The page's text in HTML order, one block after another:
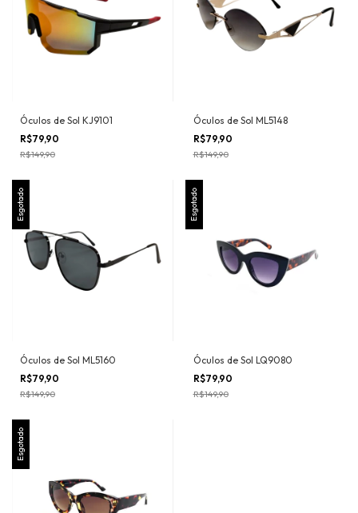
Óculos de Sol KJ9101
R$79,90
R$149,90
Óculos de Sol ML5148
R$79,90
R$149,90
Esgotado
Óculos de Sol ML5160
R$79,90
R$149,90
Esgotado
Óculos de Sol LQ9080
R$79,90
R$149,90
Esgotado